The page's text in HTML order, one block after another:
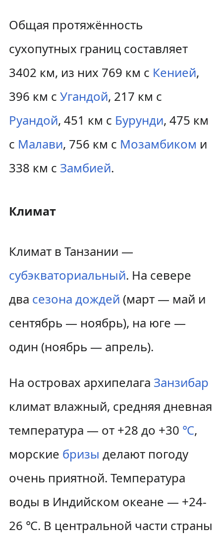
Общая протяжённость
сухопутных границ составляет
3402 км, из них 769 км с Кенией,
396 км с Угандой, 217 км с
Руандой, 451 км с Бурунди, 475 км
с Малави, 756 км с Мозамбиком и
338 км с Замбией.
Климат
Климат в Танзании —
субэкваториальный. На севере
два сезона дождей (март — май и
сентябрь — ноябрь), на юге —
один (ноябрь — апрель).
На островах архипелага Занзибар
климат влажный, средняя дневная
температура — от +28 до +30 ℃,
морские бризы делают погоду
очень приятной. Температура
воды в Индийском океане — +24-
26 ℃. В центральной части страны